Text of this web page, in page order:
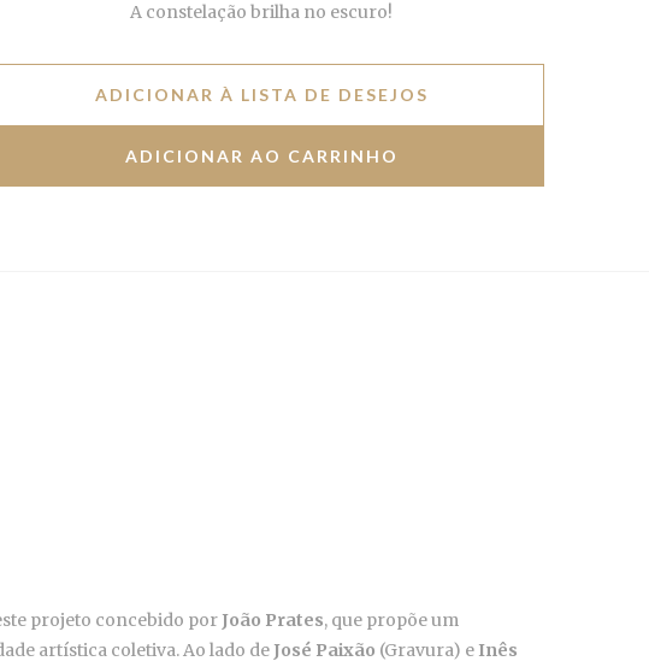
A constelação brilha no escuro!
ADICIONAR À LISTA DE DESEJOS
projeto concebido por João Prates, que propõe um
artística coletiva. Ao lado de José Paixão (Gravura) e Inês